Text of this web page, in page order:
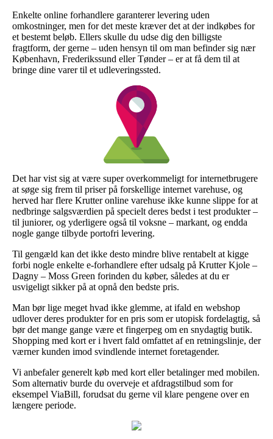
Enkelte online forhandlere garanterer levering uden
omkostninger, men for det meste kræver det at der indkøbes for
et bestemt beløb. Ellers skulle du udse dig den billigste
fragtform, der gerne – uden hensyn til om man befinder sig nær
København, Frederikssund eller Tønder – er at få dem til at
bringe dine varer til et udleveringssted.
Det har vist sig at være super overkommeligt for internetbrugere
at søge sig frem til priser på forskellige internet varehuse, og
herved har flere Krutter online varehuse ikke kunne slippe for at
nedbringe salgsværdien på specielt deres bedst i test produkter –
til juniorer, og yderligere også til voksne – markant, og endda
nogle gange tilbyde portofri levering.
Til gengæld kan det ikke desto mindre blive rentabelt at kigge
forbi nogle enkelte e-forhandlere efter udsalg på Krutter Kjole –
Dagny – Moss Green forinden du køber, således at du er
usvigeligt sikker på at opnå den bedste pris.
Man bør lige meget hvad ikke glemme, at ifald en webshop
udlover deres produkter for en pris som er utopisk fordelagtig, så
bør det mange gange være et fingerpeg om en snydagtig butik.
Shopping med kort er i hvert fald omfattet af en retningslinje, der
værner kunden imod svindlende internet foretagender.
Vi anbefaler generelt køb med kort eller betalinger med mobilen.
Som alternativ burde du overveje et afdragstilbud som for
eksempel ViaBill, forudsat du gerne vil klare pengene over en
længere periode.